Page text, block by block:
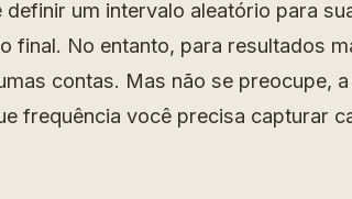
um intervalo aleatório para
final. No entanto, para resultados
contas. Mas não se preocupe,
frequência você precisa capturar